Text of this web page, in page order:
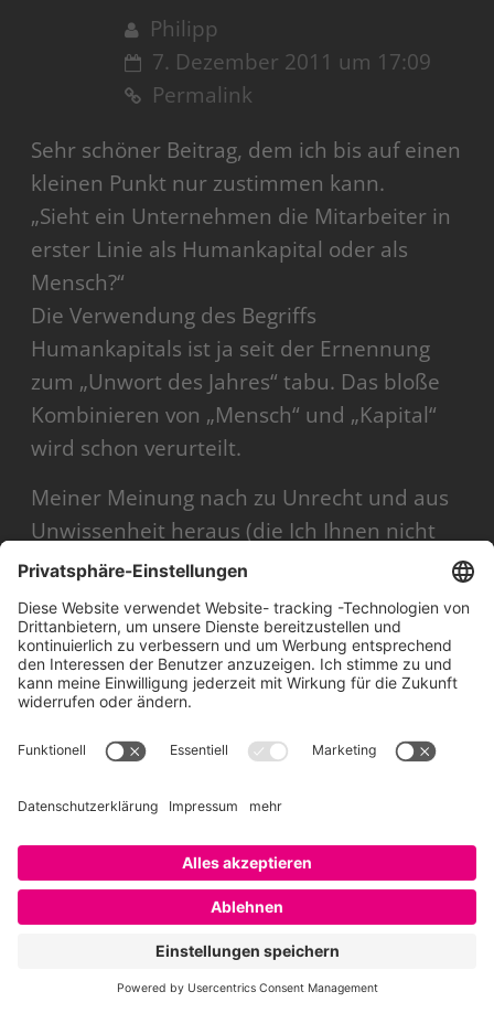
Philipp
7. Dezember 2011 um 17:09
Permalink
Sehr schöner Beitrag, dem ich bis auf einen
kleinen Punkt nur zustimmen kann.
„Sieht ein Unternehmen die Mitarbeiter in
erster Linie als Humankapital oder als
Mensch?“
Die Verwendung des Begriffs
Humankapitals ist ja seit der Ernennung
zum „Unwort des Jahres“ tabu. Das bloße
Kombinieren von „Mensch“ und „Kapital“
wird schon verurteilt.
Meiner Meinung nach zu Unrecht und aus
Unwissenheit heraus (die Ich Ihnen nicht
unterstelle!), geht es doch gerade bei dem
Human Capital Management darum die
Wertschätzung gegenüber den
Mitarbeitern auszudrücken.
In den Menschen wird investiert, sein
Im Gegensatz dazu die Human Ressource,
die aufgebraucht wird.
Das Investieren in den Mitarbeiter
entspricht auch eher dem lebenslangen
Lernen, dass für Mitglieder der Generation
Y schon keine Frage mehr ist.
Ansonsten Danke für das beste deutsche